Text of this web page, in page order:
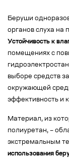
Беруши
органов слуха на
Устойчивость к
помещениях с
выборе средств
окружающей
эффективность и
Материал, из
полиуретан, –
экстремальным
использования